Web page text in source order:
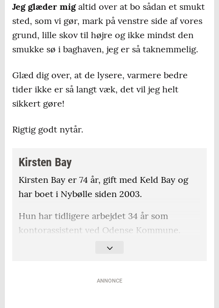
Jeg glæder migaltid over at bo sådan et smukt
sted, som vi gør, mark på venstre side af vores
grund, lille skov til højre og ikke mindst den
smukke sø i baghaven, jeg er så taknemmelig.
Glæd dig over, at de lysere, varmere bedre
tider ikke er så langt væk, det vil jeg helt
sikkert gøre!
Rigtig godt nytår.
Kirsten Bay
Kirsten Bay er 74 år, gift med Keld Bay og
har boet i Nybølle siden 2003.
Hun har tidligere arbejdet 34 år som
kontorassistent ved Odense Kommune.
I dag er hun redaktør på ”Lokalen”,
Faaborg Golfklub og nyder ellers livet på
ANNONCE